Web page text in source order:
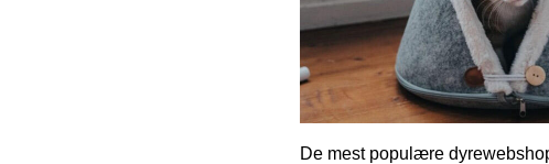
De mest populære